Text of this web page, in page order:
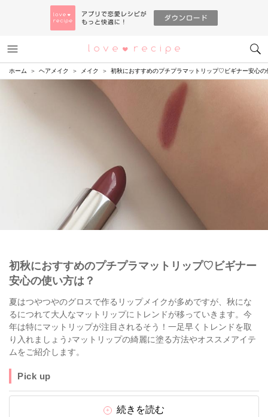
恋愛レシピ
ホーム ヘアメイク メイク 初秋におすすめのプチプラマットリップ♡ビギナー安心の
初秋におすすめのプチプラマットリップ♡ビギナー
安心の使い方は？
夏はつやつやのグロスで作るリップメイクが多めですが、秋にな
るにつれて大人なマットリップにトレンドが移っていきます。今
年は特にマットリップが注目されるそう！一足早くトレンドを取
り入れましょう♪マットリップの綺麗に塗る方法やオススメアイテ
ムをご紹介します。
Pick up
続きを読む